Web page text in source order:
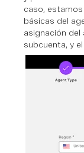
caso,
básicas del
asignación del
subcuenta, y